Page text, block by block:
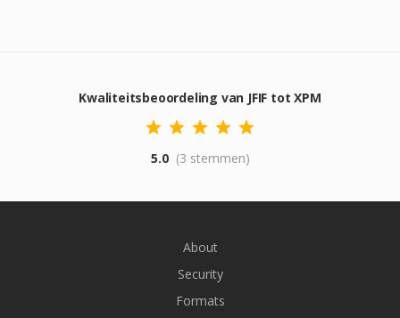
Kwaliteitsbeoordeling van JFIF tot XPM
5.0 (3 stemmen)
About
Security
Formats